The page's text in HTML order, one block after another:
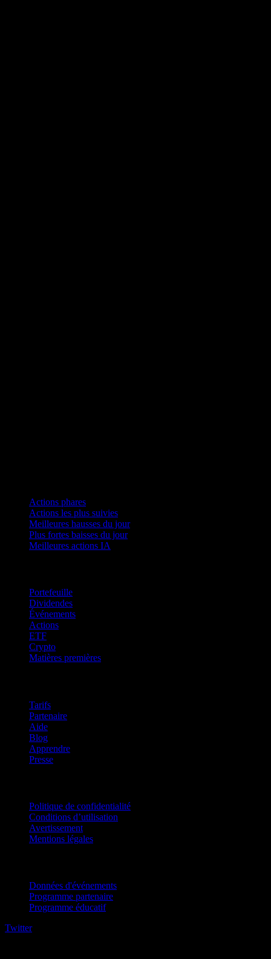
Actions phares
Actions les plus suivies
Meilleures hausses du jour
Plus fortes baisses du jour
Meilleures actions IA
Portefeuille
Dividendes
Événements
Actions
ETF
Crypto
Matières premières
Tarifs
Partenaire
Aide
Blog
Apprendre
Presse
Politique de confidentialité
Conditions d’utilisation
Avertissement
Mentions légales
Données d'événements
Programme partenaire
Programme éducatif
Twitter